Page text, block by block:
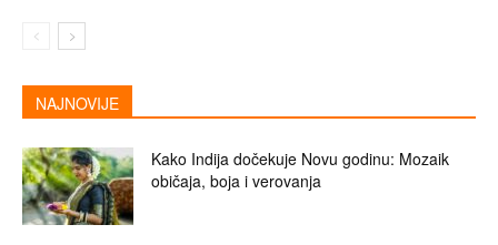
NAJNOVIJE
Kako Indija dočekuje Novu godinu: Mozaik
običaja, boja i verovanja